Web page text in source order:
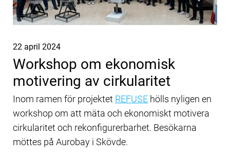
Publicerat
22 april 2024
Workshop om ekonomisk
motivering av cirkularitet
Inom ramen för projektet REFUSE hölls nyligen en
workshop om att mäta och ekonomiskt motivera
cirkularitet och rekonfigurerbarhet. Besökarna
möttes på Aurobay i Skövde.